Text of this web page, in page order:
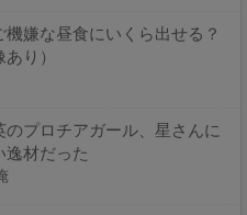
機嫌な昼食にいくら出せる？
り）
のプロチアガール、星さんに
逸材だった